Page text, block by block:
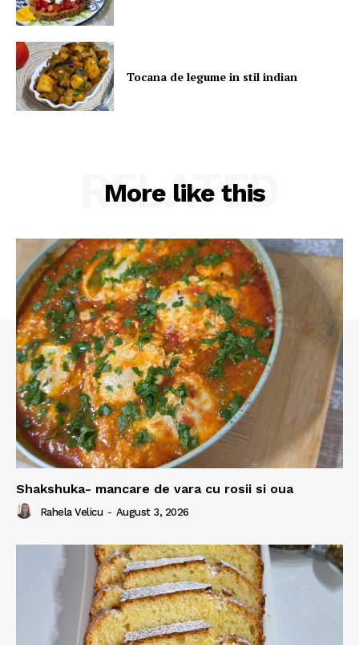
Tocana de legume in stil indian
More like this
RELATED
Shakshuka- mancare de vara cu rosii si oua
Rahela Velicu - August 3, 2026